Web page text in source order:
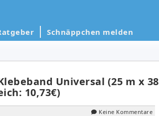
Schnäppchen melden
Universal (25 m x 38
10,73€)
Keine Kommentare